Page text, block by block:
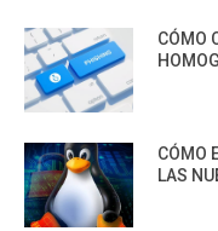
CÓMO
CÓMO
LAS